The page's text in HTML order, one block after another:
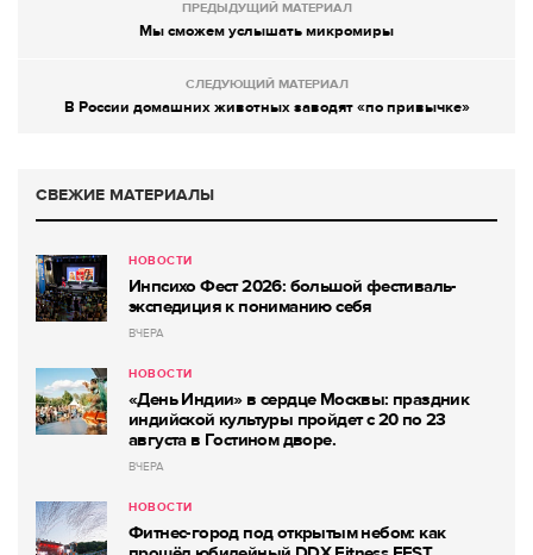
ПРЕДЫДУЩИЙ МАТЕРИАЛ
Мы сможем услышать микромиры
СЛЕДУЮЩИЙ МАТЕРИАЛ
В России домашних животных заводят «по привычке»
СВЕЖИЕ МАТЕРИАЛЫ
НОВОСТИ
Инпсихо Фест 2026: большой фестиваль-
экспедиция к пониманию себя
ВЧЕРА
НОВОСТИ
«День Индии» в сердце Москвы: праздник
индийской культуры пройдет с 20 по 23
августа в Гостином дворе.
ВЧЕРА
НОВОСТИ
Фитнес-город под открытым небом: как